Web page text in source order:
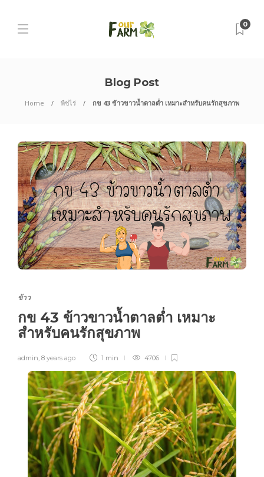
0
Blog Post
Home พืชไร่ กข 43 ข้าวขาวน้ำตาลต่ำ เหมาะสำหรับคนรักสุขภาพ
ข้าว
กข 43 ข้าวขาวน้ำตาลต่ำ เหมาะ
สำหรับคนรักสุขภาพ
admin 8 years ago 1 min 4706